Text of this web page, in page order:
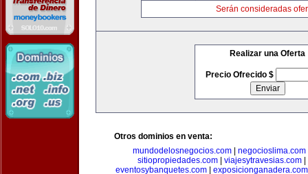
Serán consideradas
Realizar una Oferta
Precio Ofrecido $
Otros dominios en venta:
mundodelosnegocios.com| negocioslima.com
sitiopropiedades.com| viajesytravesias.com|
eventosybanquetes.com| exposicionganadera.com